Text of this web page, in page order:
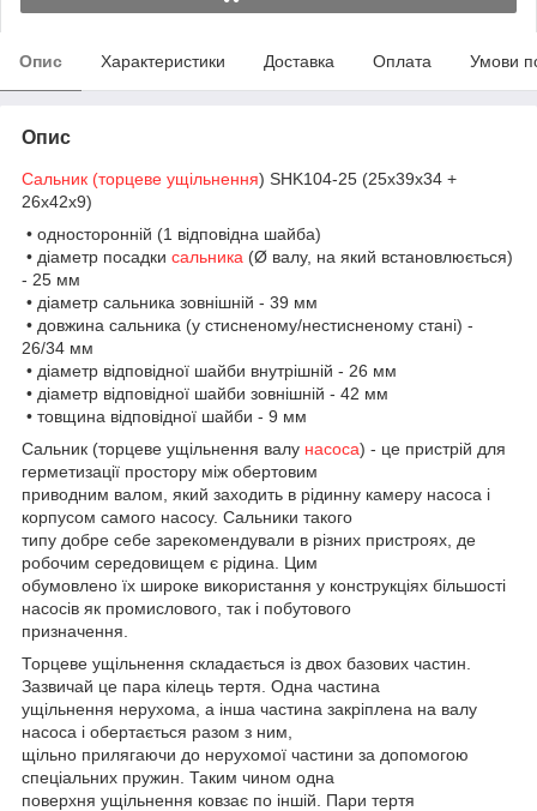
Опис Характеристики Доставка Оплата Умови
Опис
Сальник (торцеве ущільнення) SHK104-25 (25х39х34 +
26х42х9)
• односторонній (1 відповідна шайба)
• діаметр посадки сальника (Ø валу, на який встановлюється)
- 25 мм
• діаметр сальника зовнішній - 39 мм
• довжина сальника (у стисненому/нестисненому стані) -
26/34 мм
• діаметр відповідної шайби внутрішній - 26 мм
• діаметр відповідної шайби зовнішній - 42 мм
• товщина відповідної шайби - 9 мм
Сальник (торцеве ущільнення валу насоса) - це пристрій для
герметизації простору між обертовим
приводним валом, який заходить в рідинну камеру насоса і
корпусом самого насосу. Сальники такого
типу добре себе зарекомендували в різних пристроях, де
робочим середовищем є рідина. Цим
обумовлено їх широке використання у конструкціях більшості
насосів як промислового, так і побутового
призначення.
Торцеве ущільнення складається із двох базових частин.
Зазвичай це пара кілець тертя. Одна частина
ущільнення нерухома, а інша частина закріплена на валу
насоса і обертається разом з ним,
щільно прилягаючи до нерухомої частини за допомогою
спеціальних пружин. Таким чином одна
поверхня ущільнення ковзає по іншій. Пари тертя